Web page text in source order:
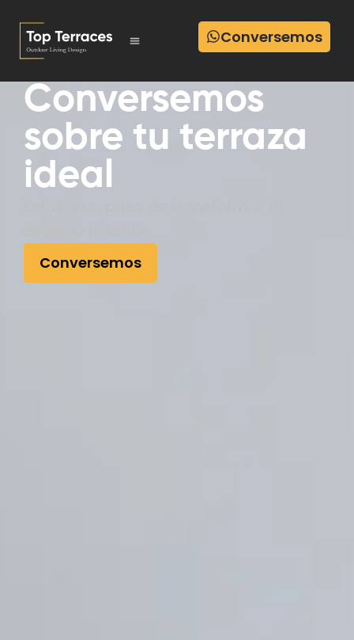
Conversemos
Conversemos
sobre tu terraza
ideal
Conversemos